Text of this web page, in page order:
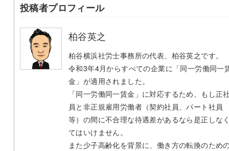
投稿者プロフィール
柏谷英之
柏谷横浜社労士事務所の代表、柏谷英之です。
令和3年4月からすべての企業に「同一労働同一
金」が適用されました。
「同一労働同一賃金」に対応するため、もし正
員と非正規雇用労働者（契約社員、パート社員
等）の間に不合理な待遇差があるなら是正しな
てはいけません。
また少子高齢化を背景に、働き方の転換のため